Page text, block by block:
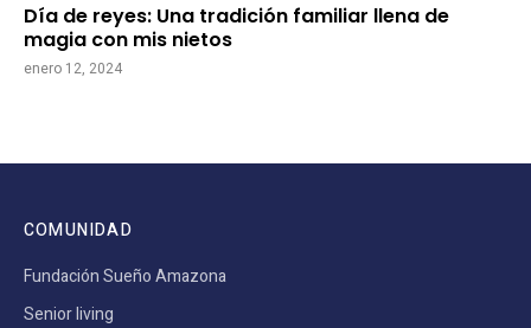
Día de reyes: Una tradición familiar llena de
magia con mis nietos
enero 12, 2024
COMUNIDAD
Fundación Sueño Amazona
Senior living